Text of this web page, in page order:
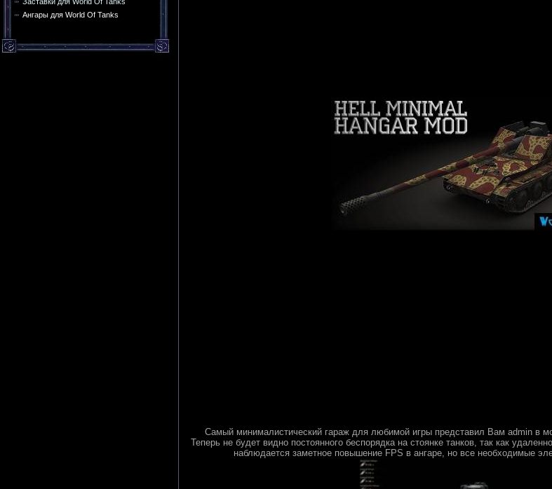
Ангары для World Of Tanks
Самый минималистический гараж для любимой игры представил Вам admin в
Теперь не будет видно постоянного беспорядка на стоянке танков, так как
наблюдается заметное повышение FPS в ангаре, но все необходимые